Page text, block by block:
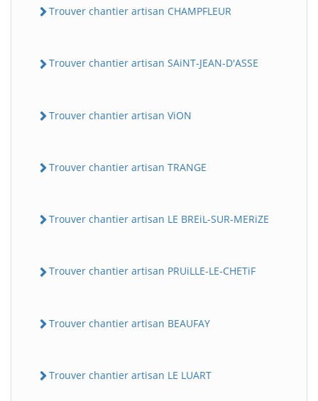
Trouver chantier artisan CHAMPFLEUR
Trouver chantier artisan SAiNT-JEAN-D'ASSE
Trouver chantier artisan ViON
Trouver chantier artisan TRANGE
Trouver chantier artisan LE BREiL-SUR-MERiZE
Trouver chantier artisan PRUiLLE-LE-CHETiF
Trouver chantier artisan BEAUFAY
Trouver chantier artisan LE LUART